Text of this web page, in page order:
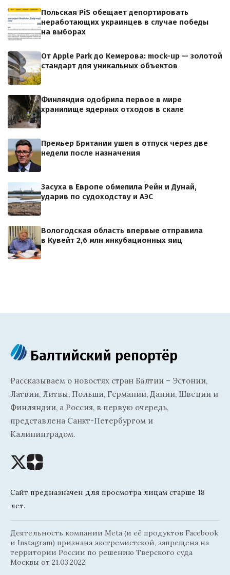
Польская PiS обещает депортировать
неработающих украинцев в случае победы
на выборах
От Apple Park до Кемерова: mock-up — золотой
стандарт для уникальных объектов
Финляндия одобрила первое в мире
хранилище ядерных отходов в скале
Премьер Британии ушел в отпуск через две
недели после назначения
Засуха в Европе обмелила Рейн и Дунай,
ударив по судоходству и АЭС
Вологодская область впервые отправила
в Кувейт 2,6 млн инкубационных яиц
Балтийский репортёр
Рассказываем о новостях стран Балтии – Эстонии,
Латвии, Литвы, Польши, Германии, Дании, Швеции и
Финляндии, а Россия, в первую очередь,
представлена Санкт-Петербургом и
Калининградом.
Сайт предназначен для просмотра лицам старше 18
лет.
Деятельность компании Meta (и её продуктов Facebook
и Instagram) признана экстремистской, запрещена на
территории России по решению Тверского суда
Москвы от 21.03.2022.